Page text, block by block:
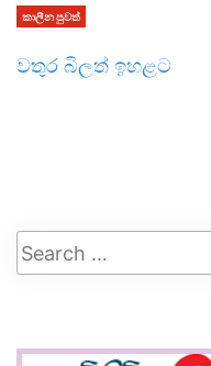
කාලීන පුවත්
වතුර බිලත් ඉහළට